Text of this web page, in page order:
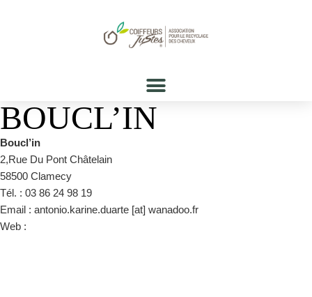
BOUCL’IN
Boucl’in
2,Rue Du Pont Châtelain
58500 Clamecy
Tél. : 03 86 24 98 19
Email : antonio.karine.duarte [at] wanadoo.fr
Web :